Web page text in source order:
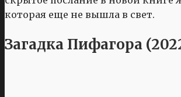
которая еще не вышла в свет.
Загадка Пифагора